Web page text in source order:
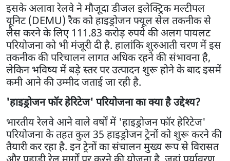
इसके अलावा रेलवे ने मौजूदा डीजल इलेक्ट्रिक मल्टीपल
यूनिट (DEMU) रैक को हाइड्रोजन फ्यूल सेल तकनीक से
लैस करने के लिए 111.83 करोड़ रुपये की अलग पायलट
परियोजना को भी मंजूरी दी है. हालांकि शुरुआती चरण में इस
तकनीक की परिचालन लागत अधिक रहने की संभावना है,
लेकिन भविष्य में बड़े स्तर पर उत्पादन शुरू होने के बाद इसमें
कमी आने की उम्मीद जताई जा रही है.
'हाइड्रोजन फॉर हेरिटेज' परियोजना का क्या है उद्देश्य?
भारतीय रेलवे आने वाले वर्षों में 'हाइड्रोजन फॉर हेरिटेज'
परियोजना के तहत कुल 35 हाइड्रोजन ट्रेनों को शुरू करने की
तैयारी कर रहा है. इन ट्रेनों का संचालन मुख्य रूप से विरासत